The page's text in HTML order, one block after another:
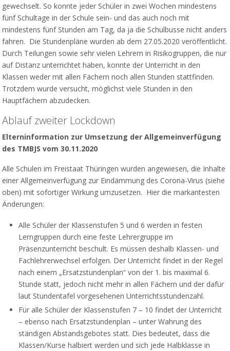
gewechselt. So konnte jeder Schüler in zwei Wochen mindestens
fünf Schultage in der Schule sein- und das auch noch mit
mindestens fünf Stunden am Tag, da ja die Schulbusse nicht anders
fahren. Die Stundenpläne wurden ab dem 27.05.2020 veröffentlicht.
Durch Teilungen sowie sehr vielen Lehrern in Risikogruppen, die nur
auf Distanz unterrichtet haben, konnte der Unterricht in den
Klassen weder mit allen Fächern noch allen Stunden stattfinden.
Trotzdem wurde versucht, möglichst viele Stunden in den
Hauptfächern abzudecken.
Ablauf zweiter Lockdown
Elterninformation zur Umsetzung der Allgemeinverfügung
des TMBJS vom 30.11.2020
Alle Schulen im Freistaat Thüringen wurden angewiesen, die Inhalte
einer Allgemeinverfügung zur Eindämmung des Corona-Virus (siehe
oben) mit sofortiger Wirkung umzusetzen. Hier die markantesten
Änderungen:
Alle Schüler der Klassenstufen 5 und 6 werden in festen
Lerngruppen durch eine feste Lehrergruppe im
Präsenzunterricht beschult. Es müssen deshalb Klassen- und
Fachlehrerwechsel erfolgen. Der Unterricht findet in der Regel
nach einem „Ersatzstundenplan“ von der 1. bis maximal 6.
Stunde statt, jedoch nicht mehr in allen Fächern und der dafür
laut Stundentafel vorgesehenen Unterrichtsstundenzahl.
Für alle Schüler der Klassenstufen 7 – 10 findet der Unterricht
– ebenso nach Ersatzstundenplan – unter Wahrung des
ständigen Abstandsgebotes statt. Dies bedeutet, dass die
Klassen/Kurse halbiert werden und sich jede Halbklasse in